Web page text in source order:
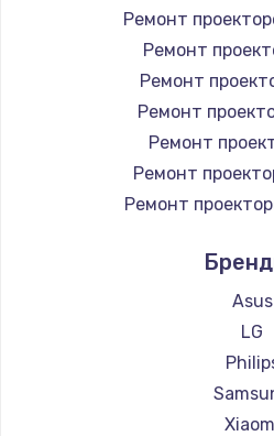
Ремонт
Ремонт
Ремонт
Ремонт
Ремонт
Ремонт
Ремонт
Ремонт
Ремонт
Ремонт
Ремонт
Ремонт
Ремонт
Asus
LG